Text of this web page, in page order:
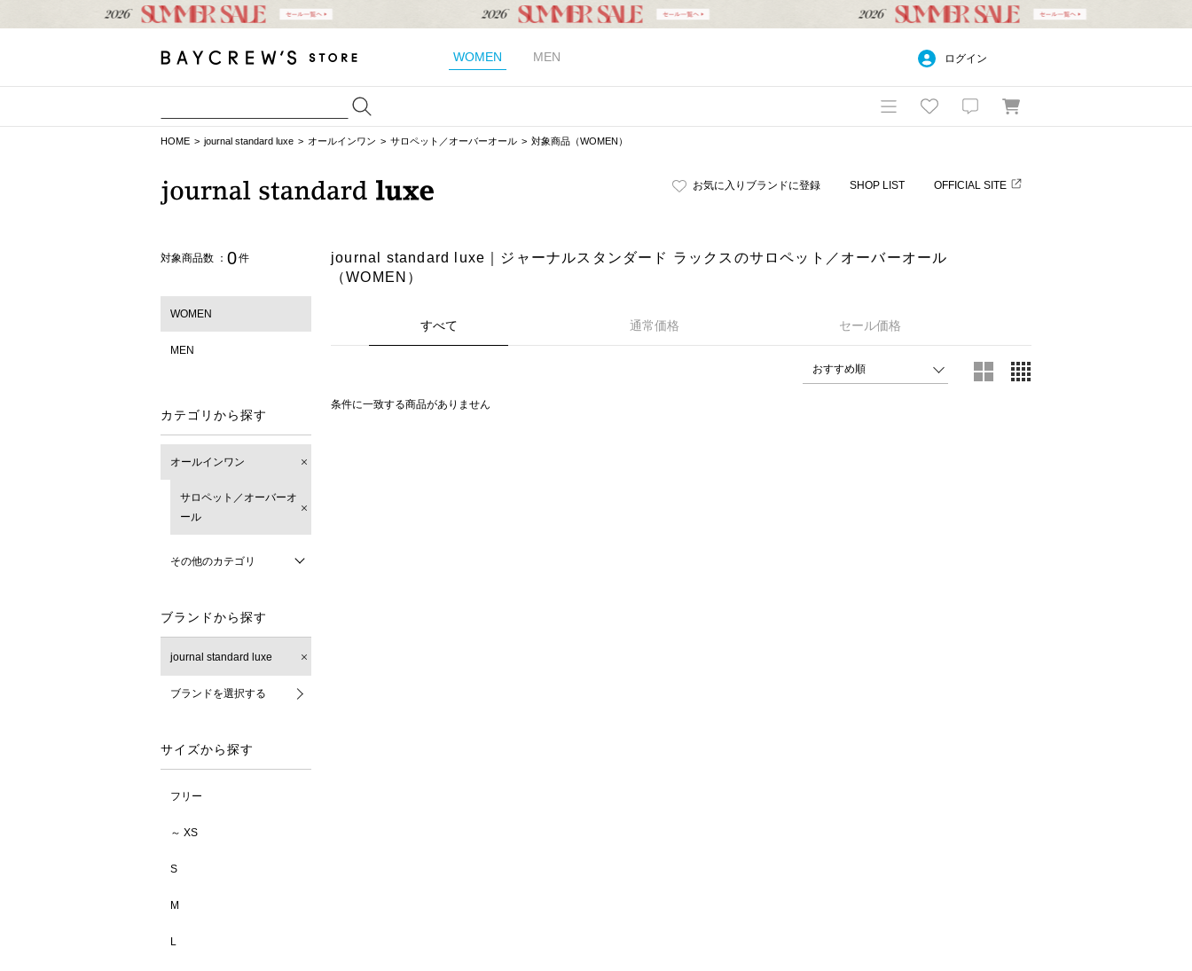
WOMEN MEN ログイン
HOME journal standard luxe オールインワン サロペット／オーバーオール 対象商品（WOMEN）
お気に入りブランドに登録 SHOP LIST OFFICIAL SITE
対象商品数 ： 0件
WOMEN
MEN
カテゴリから探す
オールインワン
サロペット／オーバーオ
ール
その他のカテゴリ
ブランドから探す
journal standard luxe
ブランドを選択する
サイズから探す
フリー
～ XS
S
M
L
journal standard luxe｜ジャーナルスタンダード ラックスのサロペット／オーバーオール
（WOMEN）
すべて 通常価格 セール価格
条件に一致する商品がありません